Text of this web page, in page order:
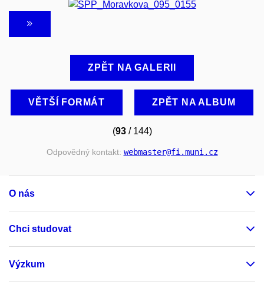
ZPĚT NA GALERII
VĚTŠÍ FORMÁT ZPĚT NA ALBUM
(93/ 144)
Odpovědný kontakt: webmaster@fi.muni.cz
O nás
Chci studovat
Výzkum